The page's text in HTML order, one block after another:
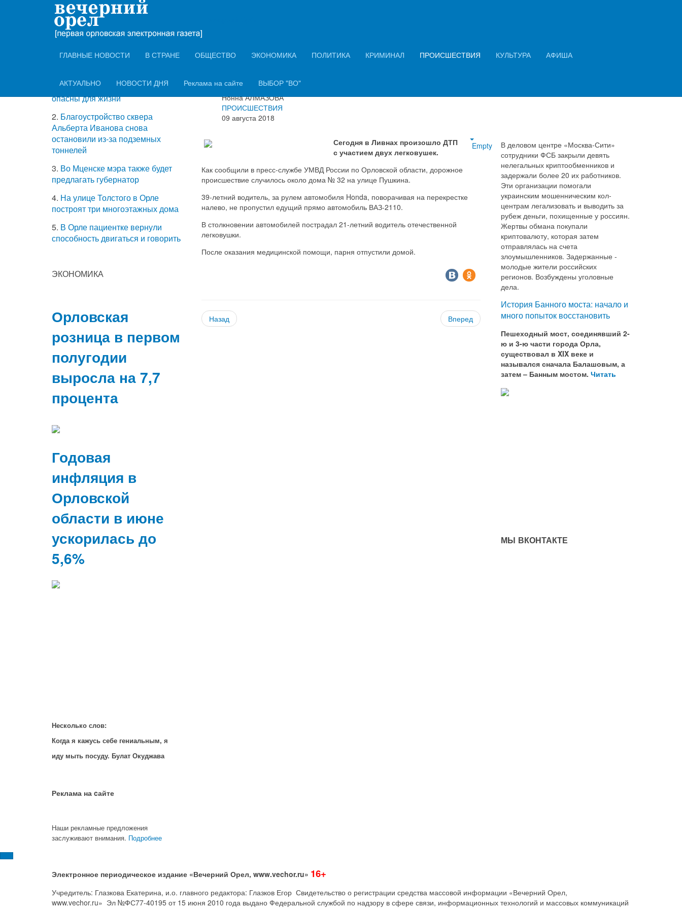
ГЛАВНЫЕ НОВОСТИ В СТРАНЕ ОБЩЕСТВО ЭКОНОМИКА ПОЛИТИКА КРИМИНАЛ ПРОИСШЕСТВИЯ КУЛЬТУРА АФИША
АКТУАЛЬНО НОВОСТИ ДНЯ Реклама на сайте ВЫБОР "ВО"
В Ливнах на перекрестке столкнулись
две легковушки
Информация о материале
Нонна АЛМАЗОВА
ПРОИСШЕСТВИЯ
09 августа 2018
Empty
Сегодня в Ливнах произошло ДТП
с участием двух легковушек.
Как сообщили в пресс-службе УМВД России по Орловской области, дорожное
происшествие случилось около дома № 32 на улице Пушкина.
39-летний водитель, за рулем автомобиля Honda, поворачивая на перекрестке
налево, не пропустил едущий прямо автомобиль ВАЗ-2110.
В столкновении автомобилей пострадал 21-летний водитель отечественной
легковушки.
После оказания медицинской помощи, парня отпустили домой.
Назад Вперед
ТОП-5 самых
читаемых новостей
зарядных устройств на рынке
опасны для жизни
2. Благоустройство сквера
Альберта Иванова снова
остановили из-за подземных
тоннелей
3. Во Мценске мэра также будет
предлагать губернатор
4. На улице Толстого в Орле
построят три многоэтажных дома
5. В Орле пациентке вернули
способность двигаться и говорить
ЭКОНОМИКА
Орловская
розница в первом
полугодии
выросла на 7,7
процента
Годовая
инфляция в
Орловской
области в июне
ускорилась до
5,6%
Несколько слов:
Когда я кажусь себе гениальным, я
иду мыть посуду. Булат Окуджава
Реклама на cайте
Наши рекламные предложения
заслуживают внимания. Подробнее
В деловом центре «Москва-Сити»
сотрудники ФСБ закрыли девять
нелегальных криптообменников и
задержали более 20 их работников.
Эти организации помогали
украинским мошенническим кол-
центрам легализовать и выводить за
рубеж деньги, похищенные у россиян.
Жертвы обмана покупали
криптовалюту, которая затем
отправлялась на счета
злоумышленников. Задержанные -
молодые жители российских
регионов. Возбуждены уголовные
дела.
История Банного моста: начало и
много попыток восстановить
Пешеходный мост, соединявший 2-
ю и 3-ю части города Орла,
существовал в XIX веке и
назывался сначала Балашовым, а
затем – Банным мостом. Читать
МЫ ВКОНТАКТЕ
Электронное периодическое издание «Вечерний Орел, www.vechor.ru» 16+
Учредитель: Глазкова Екатерина, и.о. главного редактора: Глазков Егор Свидетельство о регистрации средства массовой информации «Вечерний Орел,
www.vechor.ru» Эл №ФС77-40195 от 15 июня 2010 года выдано Федеральной службой по надзору в сфере связи, информационных технологий и массовых коммуникаций